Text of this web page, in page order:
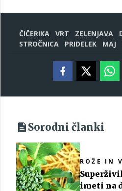
ČIČERIKA VRT ZELENJAVA
STROČNICA
PRIDELEK MAJ
Sorodni članki
ROŽE IN
imeti na